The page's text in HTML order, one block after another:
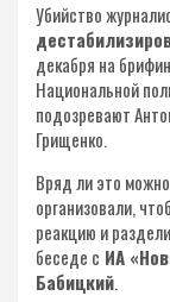
Убийство
декабря на
Национальной
подозревают
Грищенко.
Вряд ли это
организовали,
реакцию и
беседе с ИА
Бабицкий.